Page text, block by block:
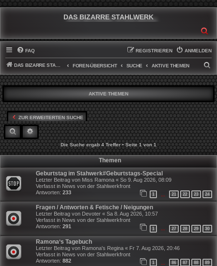
DAS BIZARRE STAHLWERK
FAQ ANMELDEN
REGISTRIEREN
DAS BIZARRE STAHLWERK FOREN-ÜBERSICHT SUCHE AKTIVE THEMEN
U
C
H
E
AKTIVE THEMEN
ZUR ERWEITERTEN SUCHE
SUCHE ERWEITERTE SUCHE
Die Suche ergab 4 Treffer • Seite1von1
Themen
Geburtstag im Stahwerk#Geburtstags-Special
Letzter Beitrag von Miss Ramona « So 9. Aug 2026, 08:09
Verfasst in News von der Stahlwerkfront
Antworten: 233 1 21 22 23 24
Fragen / Antworten & Fetische / Neigungen
Letzter Beitrag von Devoter « Sa 8. Aug 2026, 10:57
Verfasst in News von der Stahlwerkfront
Antworten: 291 1 … 27 28 29 30
Ramona‘s Tagebuch
Letzter Beitrag von Ramona's Regina « Fr 7. Aug 2026, 20:46
Verfasst in News von der Stahlwerkfront
Antworten: 882 1 86 87 88 89